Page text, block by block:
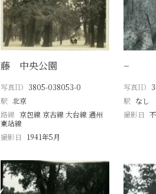
藤 中央公園
写真ID 3805-038053-0
駅 北京
路線 京包線 京古線 大台線 通州
東站線
撮影日
1941年5月
−
写真ID
駅 なし
撮影日